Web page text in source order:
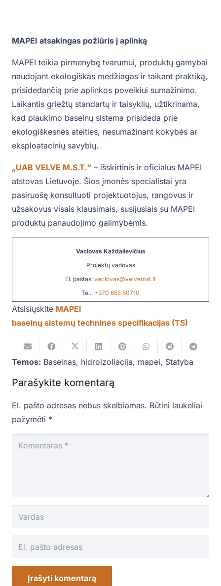
MAPEI atsakingas požiūris į aplinką
MAPEI teikia pirmenybę tvarumui, produktų gamybai
naudojant ekologiškas medžiagas ir taikant praktiką,
prisidedančią prie aplinkos poveikiui sumažinimo.
Laikantis griežtų standartų ir taisyklių, užtikrinama,
kad plaukimo baseinų sistema prisideda prie
ekologiškesnės ateities, nesumažinant kokybės ar
eksploatacinių savybių.
„UAB VELVE M.S.T.“ – išskirtinis ir oficialus MAPEI
atstovas Lietuvoje. Šios įmonės specialistai yra
pasiruošę konsultuoti projektuotojus, rangovus ir
užsakovus visais klausimais, susijusiais su MAPEI
produktų panaudojimo galimybėmis.
Vaclovas Každailevičius
Projektų vadovas
El. paštas: vaclovas@velvemst.lt
Tel.: +370 655 50710
Atsisiųskite MAPEI
baseinų sistemų technines specifikacijas (TS)
Temos: Baseinas, hidroizoliacija, mapei, Statyba
Parašykite komentarą
El. pašto adresas nebus skelbiamas. Būtini laukeliai
pažymėti *
Įrašyti komentarą